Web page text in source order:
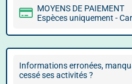
MOYENS DE PAIEMENT
Espèces uniquement -
Informations erronées,
cessé ses activités ?